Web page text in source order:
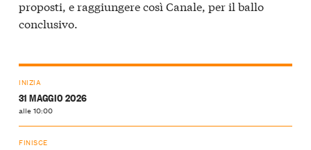
proposti, e raggiungere così Canale, per il ballo
conclusivo.
INIZIA
31 MAGGIO 2026
alle 10:00
FINISCE